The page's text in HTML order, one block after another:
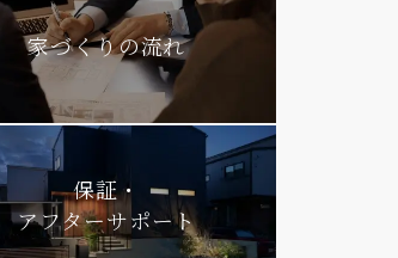
家づくりの流れ
保証・
アフターサポート